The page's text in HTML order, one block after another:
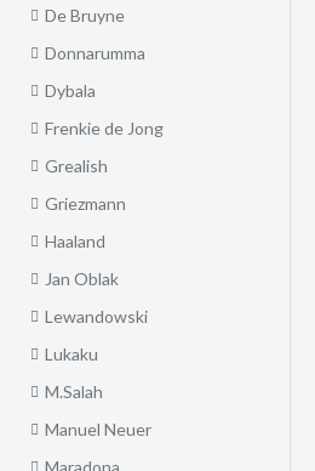
De Bruyne
Donnarumma
Dybala
Frenkie de Jong
Grealish
Griezmann
Haaland
Jan Oblak
Lewandowski
Lukaku
M.Salah
Manuel Neuer
Maradona